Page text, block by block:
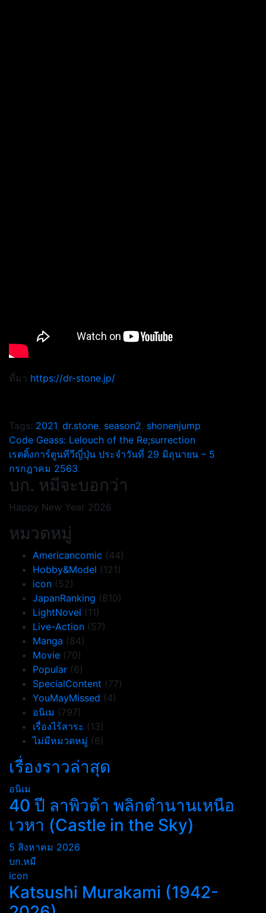
ที่มา https://dr-stone.jp/
Tags: 2021, dr.stone, season2, shonenjump
แนะแนว
เรื่อง
Code Geass: Lelouch of the Re;surrection
เรตติ้งการ์ตูนทีวีญี่ปุ่น ประจำวันที่ 29 มิถุนายน – 5
กรกฎาคม 2563
บก. หมีจะบอกว่า
Happy New Year 2026
หมวดหมู่
Americancomic (44)
Hobby&Model (121)
icon (52)
JapanRanking (810)
LightNovel (11)
Live-Action (57)
Manga (84)
Movie (70)
Popular (6)
SpecialContent (77)
YouMayMissed (4)
อนิเม (797)
เรื่องไร้สาระ (13)
ไม่มีหมวดหมู่ (6)
เรื่องราวล่าสุด
อนิเม
40 ปี ลาพิวต้า พลิกตำนานเหนือ
เวหา (Castle in the Sky)
5 สิงหาคม 2026
บก.หมี
icon
Katsushi Murakami (1942-